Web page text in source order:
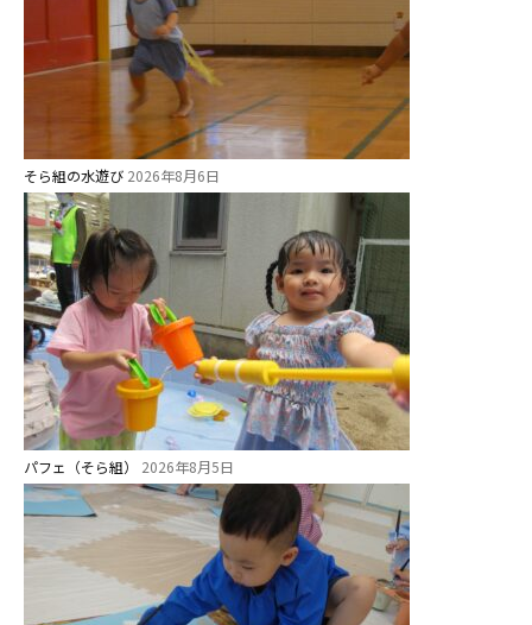
そら組の水遊び 2026年8月6日
パフェ（そら組） 2026年8月5日
教育と保育
美⽊多幼稚園の理想
園の1⽇
年間⾏事
預かり保育［ヒラソル ]
美⽊多チコス
美⽊多チコスについて
美⽊多チコスブログ
未就園児クラス
0歳親子登園［マカロンクラス ]
1歳・2歳親子登園［マリポサクラ
ス ]
2歳児ひとり登園［ゆず組 ]